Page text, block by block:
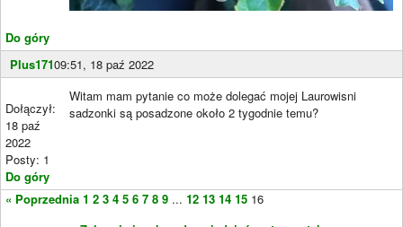
Do góry
Plus17109:51, 18 paź 2022
Dołączył:
18 paź
2022
Posty: 1
Do góry
Witam mam pytanie co może dolegać mojej Laurowisni
sadzonki są posadzone około 2 tygodnie temu?
« Poprzednia 1 2 3 4 5 6 7 8 9 ... 12 13 14 15 16